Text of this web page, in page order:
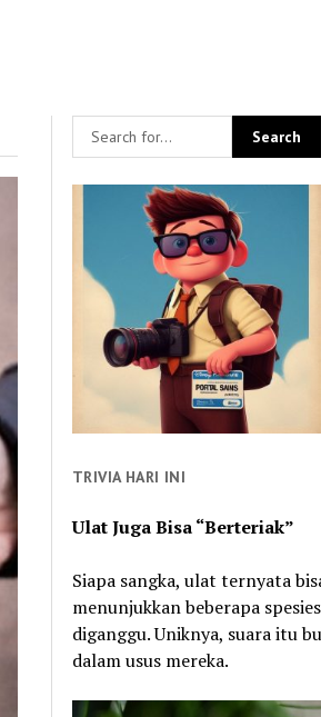
TRIVIA HARI INI
Ulat Juga Bisa “Berteriak”
Siapa sangka, ulat ternyata
menunjukkan beberapa
diganggu. Uniknya, suara itu
dalam usus mereka.